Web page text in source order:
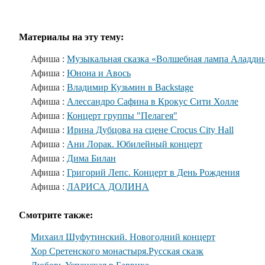
Материалы на эту тему:
Афиша : Музыкальная сказка «Волшебная лампа
Афиша : Юнона и Авось
Афиша : Владимир Кузьмин в Backstage
Афиша : Алессандро Сафина в Крокус Сити Холле
Афиша : Концерт группы "Пелагея"
Афиша : Ирина Дубцова на сцене Crocus City Hall
Афиша : Ани Лорак. Юбилейный концерт
Афиша : Дима Билан
Афиша : Григорий Лепс. Концерт в День Рождения
Афиша : ЛАРИСА ДОЛИНА
Смотрите также:
Михаил Шуфутинский. Новогодний концерт
Хор Сретенского монастыря.Русская сказк